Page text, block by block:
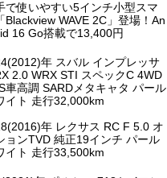
で使いやすい5インチ小型スマ
Blackview WAVE 2C」登場！An
16 Go搭載で13,400円
年 スバル インプレッサ
2.0 WRX STI スペックC 4WD
車高調 SARDメタキャタ パール
イト 走行32,000km
年 レクサス RC F 5.0 オ
ョンTVD 純正19インチ パール
イト 走行33,500km